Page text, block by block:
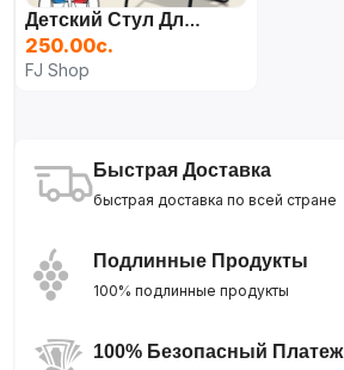
Детский Стул Для Пикника На Пляже С Деревянными Подлокотниками Синий
250.00с.
FJ Shop
Быстрая Доставка
быстрая доставка по всей стране
Подлинные Продукты
100% подлинные продукты
100% Безопасный Платеж